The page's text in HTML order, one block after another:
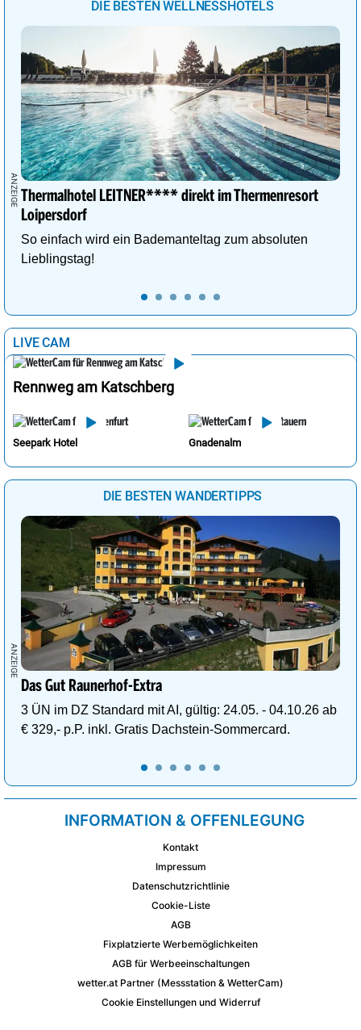
DIE BESTEN WELLNESSHOTELS
Thermalhotel LEITNER**** direkt im Thermenresort
Loipersdorf
So einfach wird ein Bademanteltag zum absoluten
Lieblingstag!
LIVE CAM
Rennweg am Katschberg
Seepark Hotel Gnadenalm
DIE BESTEN WANDERTIPPS
Das Gut Raunerhof-Extra
3 ÜN im DZ Standard mit AI, gültig: 24.05. - 04.10.26 ab
€ 329,- p.P. inkl. Gratis Dachstein-Sommercard.
INFORMATION & OFFENLEGUNG
Kontakt
Impressum
Datenschutzrichtlinie
Cookie-Liste
AGB
Fixplatzierte Werbemöglichkeiten
AGB für Werbeeinschaltungen
wetter.at Partner (Messstation & WetterCam)
Cookie Einstellungen und Widerruf